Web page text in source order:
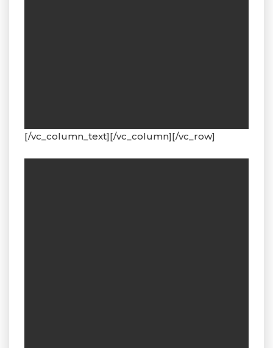
[/vc_column_text][/vc_column][/vc_row]